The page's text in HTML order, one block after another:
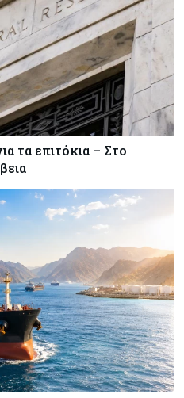
την επιλογή παρόχου
07-08-2026
οχημάτων στο επτάμηνο
με πέρσι
07-08-2026
από την πώληση ευρώ από
υποτροφίες σε φοιτητές του
τα επιτόκια – Στο